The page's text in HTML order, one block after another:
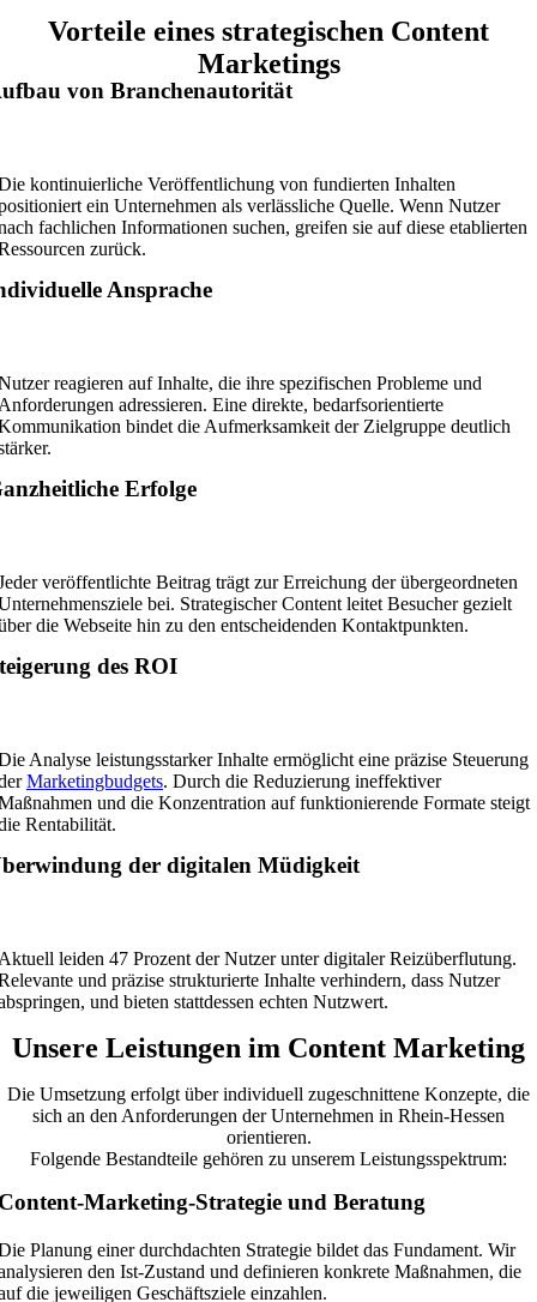
Vorteile eines strategischen Content
Marketings
von Branchenautorität
kontinuierliche Veröffentlichung von fundierten Inhalten
ein Unternehmen als verlässliche Quelle. Wenn Nutzer
fachlichen Informationen suchen, greifen sie auf diese etablierten
zurück.
Ansprache
reagieren auf Inhalte, die ihre spezifischen Probleme und
adressieren. Eine direkte, bedarfsorientierte
bindet die Aufmerksamkeit der Zielgruppe deutlich
Erfolge
veröffentlichte Beitrag trägt zur Erreichung der übergeordneten
bei. Strategischer Content leitet Besucher gezielt
die Webseite hin zu den entscheidenden Kontaktpunkten.
des ROI
Analyse leistungsstarker Inhalte ermöglicht eine präzise Steuerung
Marketingbudgets. Durch die Reduzierung ineffektiver
und die Konzentration auf funktionierende Formate steigt
Rentabilität.
der digitalen Müdigkeit
leiden 47 Prozent der Nutzer unter digitaler Reizüberflutung.
und präzise strukturierte Inhalte verhindern, dass Nutzer
und bieten stattdessen echten Nutzwert.
Unsere Leistungen im Content Marketing
Die Umsetzung erfolgt über individuell zugeschnittene Konzepte, die
sich an den Anforderungen der Unternehmen in Rhein-Hessen
orientieren.
Folgende Bestandteile gehören zu unserem Leistungsspektrum:
Marketing-Strategie und Beratung
Planung einer durchdachten Strategie bildet das Fundament. Wir
den Ist-Zustand und definieren konkrete Maßnahmen, die
die jeweiligen Geschäftsziele einzahlen.